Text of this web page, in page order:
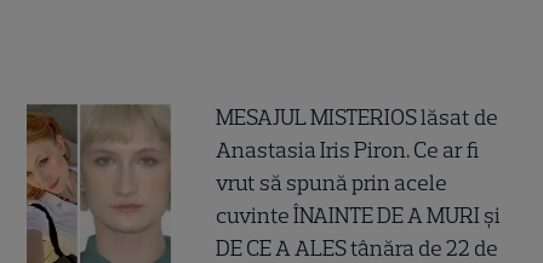
MESAJUL MISTERIOS lăsat de
Anastasia Iris Piron. Ce ar fi
vrut să spună prin acele
cuvinte ÎNAINTE DE A MURI și
DE CE A ALES tânăra de 22 de